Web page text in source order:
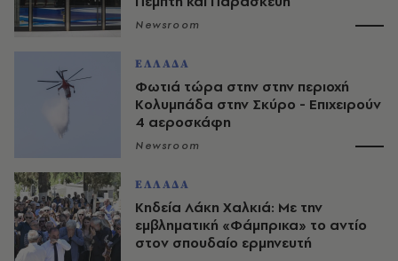
Newsroom
ΕΛΛΑΔΑ
Φωτιά τώρα στην στην περιοχή
Κολυμπάδα στην Σκύρο - Επιχειρούν
4 αεροσκάφη
Newsroom
ΕΛΛΑΔΑ
Κηδεία Λάκη Χαλκιά: Με την
εμβληματική «Φάμπρικα» το αντίο
στον σπουδαίο ερμηνευτή